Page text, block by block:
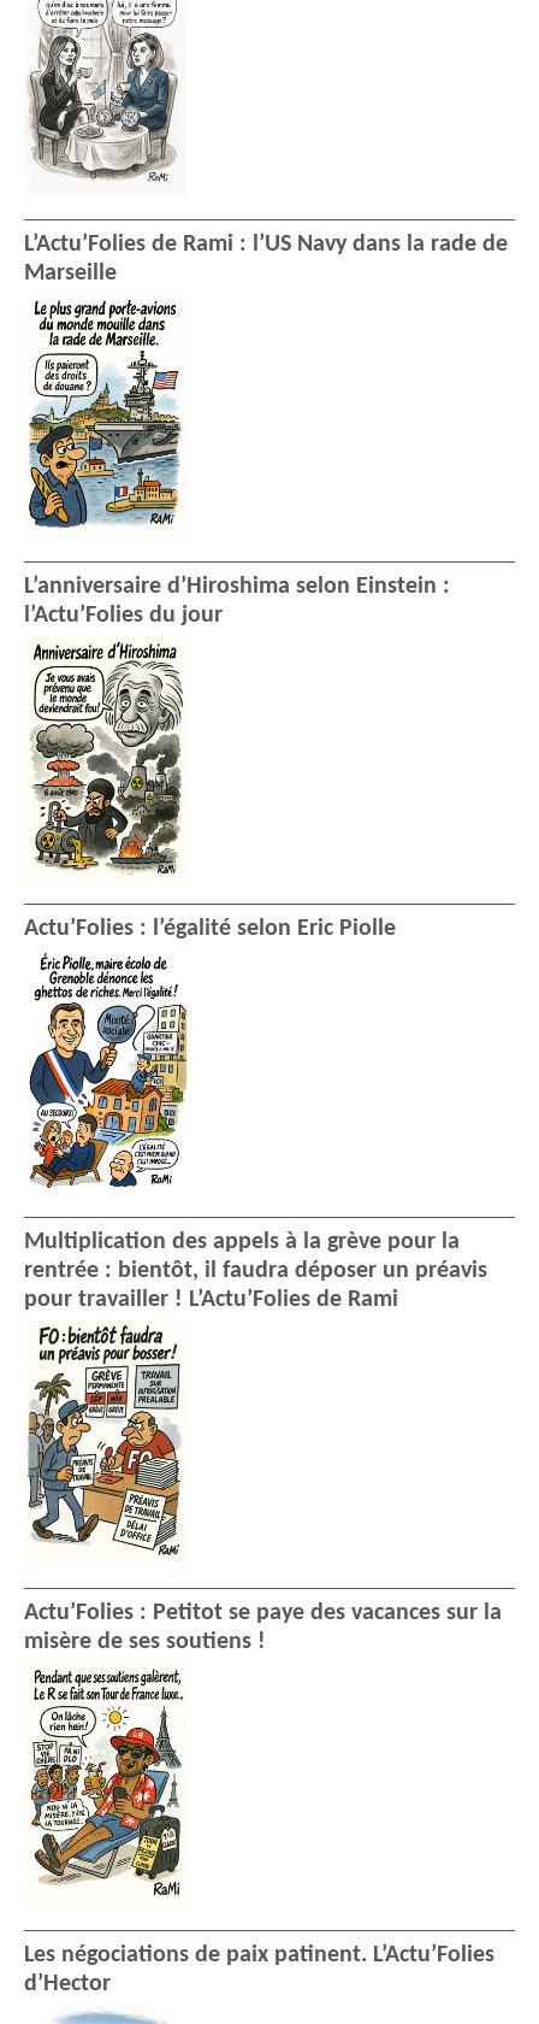
L’Actu’Folies de Rami : l’US Navy dans la rade de
Marseille
L’anniversaire d’Hiroshima selon Einstein :
l’Actu’Folies du jour
Actu’Folies : l’égalité selon Eric Piolle
Multiplication des appels à la grève pour la
rentrée : bientôt, il faudra déposer un préavis
pour travailler ! L’Actu’Folies de Rami
Actu’Folies : Petitot se paye des vacances sur la
misère de ses soutiens !
Les négociations de paix patinent. L’Actu’Folies
d’Hector